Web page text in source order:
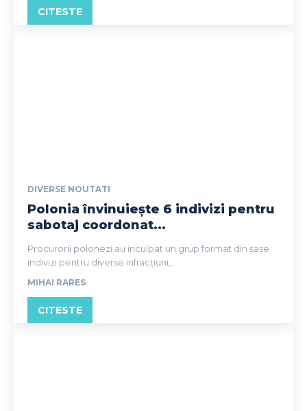
CITESTE
DIVERSE NOUTATI
Polonia învinuiește 6 indivizi pentru
sabotaj coordonat...
Procurorii polonezi au inculpat un grup format din șase
indivizi pentru diverse infracțiuni,...
MIHAI RARES
CITESTE